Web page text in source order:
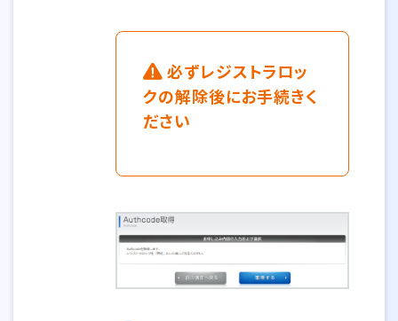
必ずレジストラロッ
クの解除後にお手続きく
ださい